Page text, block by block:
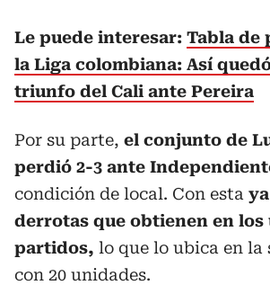
Le puede interesar: Tabla de
la Liga colombiana: Así
triunfo del Cali ante Pereira
Por su parte, el conjunto de
perdió 2-3 ante
condición de local. Con esta
derrotas que obtienen en
partidos, lo que lo ubica en la
con 20 unidades.